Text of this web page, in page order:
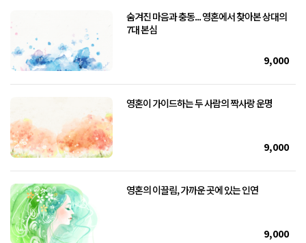
숨겨진 마음과 충동... 영혼에서 찾아본 상대의
7대 본심
9,000
영혼이 가이드하는 두 사람의 짝사랑 운명
9,000
영혼의 이끌림, 가까운 곳에 있는 인연
9,000